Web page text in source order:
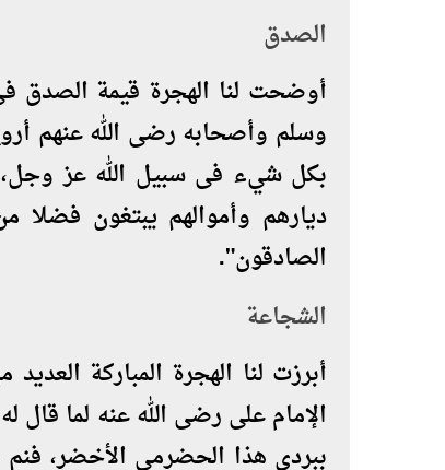
الصدق
أوضحت لنا الهجرة قيمة الصدق
وسلم وأصحابه رضى الله عنهم
بكل شيء فى سبيل الله عز وجل،
ديارهم وأموالهم يبتغون فضلا
الصادقون"
.
الشجاعة
أبرزت لنا الهجرة المباركة
الإمام على رضى الله عنه لما
ببردى هذا الحضرمى الأخضر،